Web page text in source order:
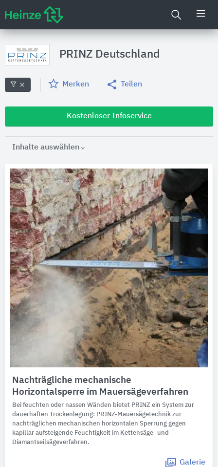
PRINZ Deutschland
Merken Teilen
Kostenloser Infoservice
Inhalte auswählen
Nachträgliche mechanische
Horizontalsperre im Mauersägeverfahren
Bei feuchten oder nassen Wänden bietet PRINZ ein System zur
dauerhaften Trockenlegung: PRINZ-Mauersägetechnik zur
nachträglichen mechanischen horizontalen Sperrung gegen
kapillar aufsteigende Feuchtigkeit im Kettensäge- und
Diamantseilsägeverfahren.
Galerie